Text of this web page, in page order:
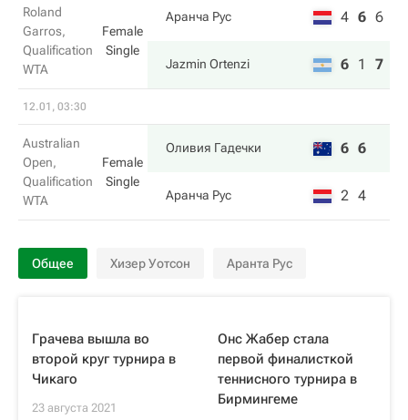
Roland
Garros,
Qualification
WTA
Female
Single
Аранча Рус 4 6 6
Jazmin Ortenzi 6 1 7
12.01, 03:30
Australian
Open,
Qualification
WTA
Female
Single
Оливия Гадечки 6 6
Аранча Рус 2 4
Общее Хизер Уотсон Аранта Рус
Грачева вышла во
второй круг турнира в
Чикаго
23 августа 2021
Онс Жабер стала
первой финалисткой
теннисного турнира в
Бирмингеме